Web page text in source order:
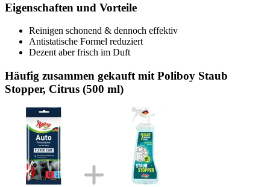
Eigenschaften und Vorteile
Reinigen schonend & dennoch effektiv
Antistatische Formel reduziert
Dezent aber frisch im Duft
Häufig zusammen gekauft mit Poliboy Staub
Stopper, Citrus (500 ml)